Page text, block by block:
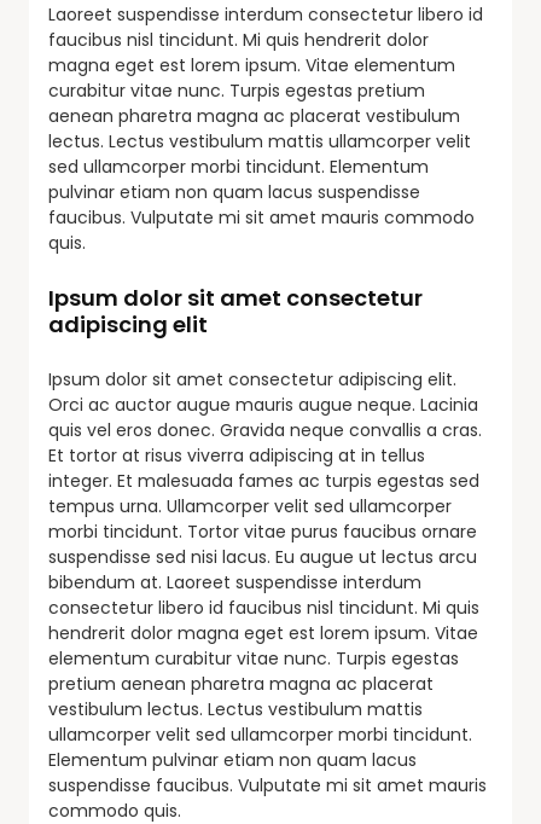
Laoreet suspendisse interdum consectetur libero id
faucibus nisl tincidunt. Mi quis hendrerit dolor
magna eget est lorem ipsum. Vitae elementum
curabitur vitae nunc. Turpis egestas pretium
aenean pharetra magna ac placerat vestibulum
lectus. Lectus vestibulum mattis ullamcorper velit
sed ullamcorper morbi tincidunt. Elementum
pulvinar etiam non quam lacus suspendisse
faucibus. Vulputate mi sit amet mauris commodo
quis.
Ipsum dolor sit amet consectetur
adipiscing elit
Ipsum dolor sit amet consectetur adipiscing elit.
Orci ac auctor augue mauris augue neque. Lacinia
quis vel eros donec. Gravida neque convallis a cras.
Et tortor at risus viverra adipiscing at in tellus
integer. Et malesuada fames ac turpis egestas sed
tempus urna. Ullamcorper velit sed ullamcorper
morbi tincidunt. Tortor vitae purus faucibus ornare
suspendisse sed nisi lacus. Eu augue ut lectus arcu
bibendum at. Laoreet suspendisse interdum
consectetur libero id faucibus nisl tincidunt. Mi quis
hendrerit dolor magna eget est lorem ipsum. Vitae
elementum curabitur vitae nunc. Turpis egestas
pretium aenean pharetra magna ac placerat
vestibulum lectus. Lectus vestibulum mattis
ullamcorper velit sed ullamcorper morbi tincidunt.
Elementum pulvinar etiam non quam lacus
suspendisse faucibus. Vulputate mi sit amet mauris
commodo quis.